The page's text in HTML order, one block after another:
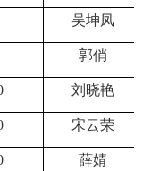
吴坤凤
郭俏
刘晓艳
宋云荣
薛婧